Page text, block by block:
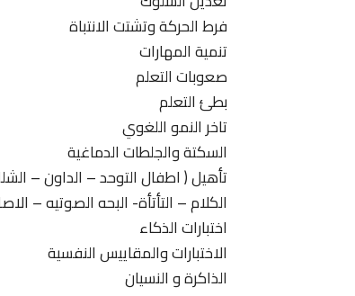
فرط الحركة وتشتت الانتباة
تنمية المهارات
صعوبات التعلم
بطئ التعلم
تاخر النمو اللغوي
السكتة والجلطات الدماغية
تأهيل ( اطفال التوحد – الداون –
الكلام – التأتأة- البحه الصوتيه –
اختبارات الذكاء
الاختبارات والمقاييس النفسية
الذاكرة و النسيان